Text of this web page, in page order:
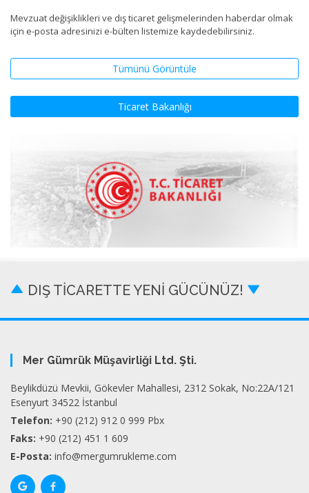
Mevzuat değişiklikleri ve dış ticaret gelişmelerinden haberdar olmak
için e-posta adresinizi e-bülten listemize kaydedebilirsiniz.
Tümünü Görüntüle
Ticaret Bakanlığı
DIŞ TİCARETTE YENİ GÜCÜNÜZ!
Mer Gümrük Müşavirliği Ltd. Şti.
Beylikdüzü Mevkii, Gökevler Mahallesi, 2312 Sokak, No:22A/121
Esenyurt 34522 İstanbul
Telefon: +90 (212) 912 0 999 Pbx
Faks: +90 (212) 451 1 609
E-Posta: info@mergumrukleme.com